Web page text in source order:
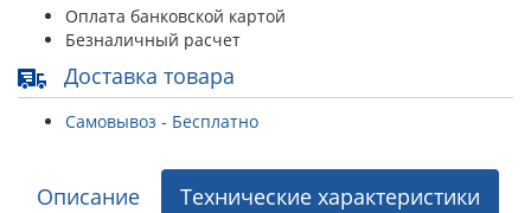
Оплата банковской картой
Безналичный расчет
Доставка товара
Самовывоз - Бесплатно
Описание
Технические характеристики